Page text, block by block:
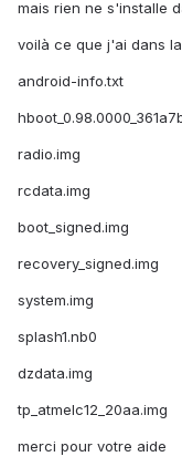
mais rien ne s'installe
voilà ce que j'ai dans
android-info.txt
radio.img
rcdata.img
boot_signed.img
recovery_signed.img
system.img
splash1.nb0
dzdata.img
tp_atmelc12_20aa.img
merci pour votre aide